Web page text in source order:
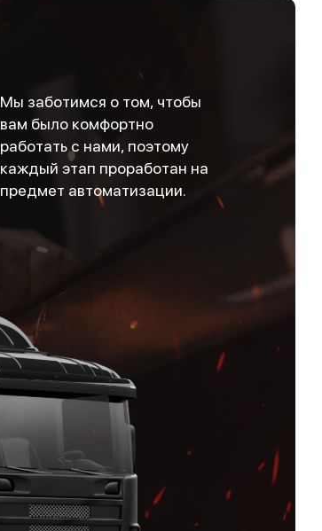
Мы заботимся о том, чтобы
вам было комфортно
работать с нами, поэтому
каждый этап проработан на
предмет автоматизации.